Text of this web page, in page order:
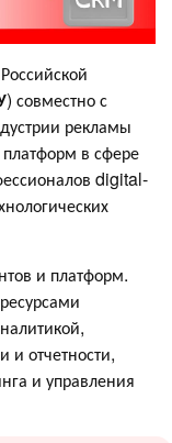
) совместно с
рекламы
в сфере
digital-
и платформ.
и отчетности,
и управления